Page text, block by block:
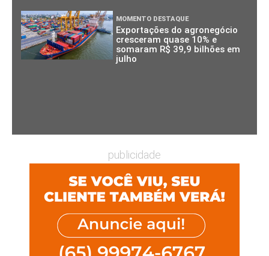
MOMENTO DESTAQUE
Exportações do agronegócio
cresceram quase 10% e
somaram R$ 39,9 bilhões em
julho
publicidade